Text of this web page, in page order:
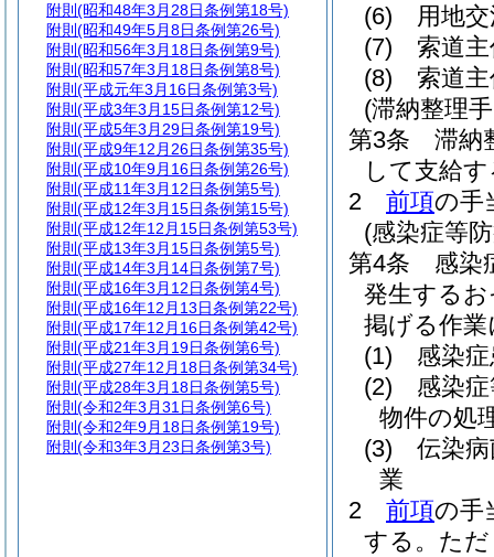
(6)
用地
(7)
索道
(8)
索道
(滞納整理
第3条
滞納
して支給
2
前項の手
(感染症等
第4条
感染
発生する
掲げる作
(1)
感染
(2)
感染
物件の処
(3)
伝染
業
2
前項の手
する。 た
附則 (昭和48年3月28日条例第18号)
附則 (昭和49年5月8日条例第26号)
附則 (昭和56年3月18日条例第9号)
附則 (昭和57年3月18日条例第8号)
附則 (平成元年3月16日条例第3号)
附則 (平成3年3月15日条例第12号)
附則 (平成5年3月29日条例第19号)
附則 (平成9年12月26日条例第35号)
附則 (平成10年9月16日条例第26号)
附則 (平成11年3月12日条例第5号)
附則 (平成12年3月15日条例第15号)
附則 (平成12年12月15日条例第53号)
附則 (平成13年3月15日条例第5号)
附則 (平成14年3月14日条例第7号)
附則 (平成16年3月12日条例第4号)
附則 (平成16年12月13日条例第22号)
附則 (平成17年12月16日条例第42号)
附則 (平成21年3月19日条例第6号)
附則 (平成27年12月18日条例第34号)
附則 (平成28年3月18日条例第5号)
附則 (令和2年3月31日条例第6号)
附則 (令和2年9月18日条例第19号)
附則 (令和3年3月23日条例第3号)